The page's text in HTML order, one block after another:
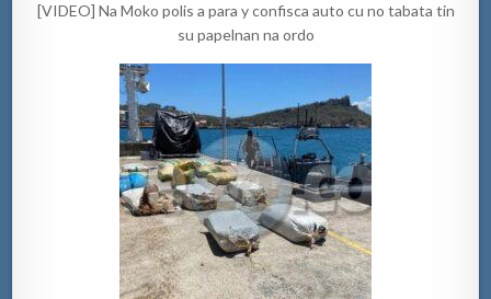
[VIDEO] Na Moko polis a para y confisca auto cu no tabata tin
su papelnan na ordo